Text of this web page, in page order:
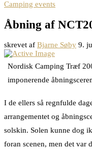
Camping events
Åbning af
skrevet af Bjarne Søby 9.
Nordisk Camping Træf
imponerende
I de ellers så regnfulde
arrangementet og
solskin. Solen kunne dog
foran scenen, men det var